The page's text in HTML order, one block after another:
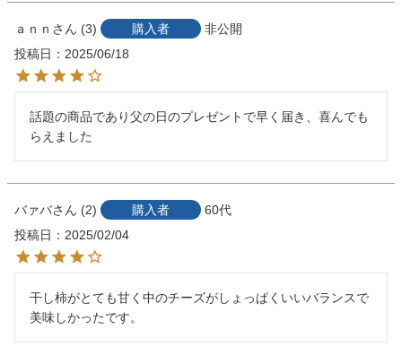
ａｎｎ 3 購入者
非公開
投稿日
2025/06/18
話題の商品であり父の日のプレゼントで早く届き、喜んでも
らえました
バァバ 2 購入者
60代
投稿日
2025/02/04
干し柿がとても甘く中のチーズがしょっぱくいいバランスで
美味しかったです。